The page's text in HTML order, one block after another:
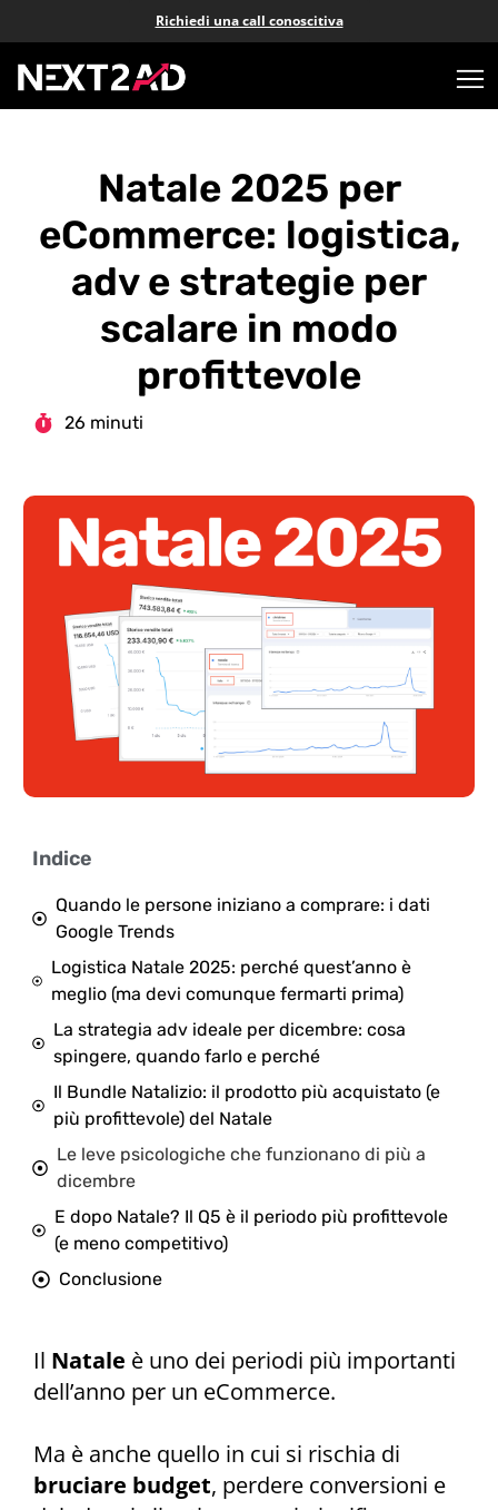
Richiedi una call conoscitiva
Natale 2025 per
eCommerce: logistica,
adv e strategie per
scalare in modo
profittevole
26 minuti
Indice
Quando le persone iniziano a comprare: i dati
Google Trends
Logistica Natale 2025: perché quest’anno è
meglio (ma devi comunque fermarti prima)
La strategia adv ideale per dicembre: cosa
spingere, quando farlo e perché
Il Bundle Natalizio: il prodotto più acquistato (e
più profittevole) del Natale
Le leve psicologiche che funzionano di più a
dicembre
E dopo Natale? Il Q5 è il periodo più profittevole
(e meno competitivo)
Conclusione
Il Natale è uno dei periodi più importanti
dell’anno per un eCommerce.
Ma è anche quello in cui si rischia di
bruciare budget, perdere conversioni e